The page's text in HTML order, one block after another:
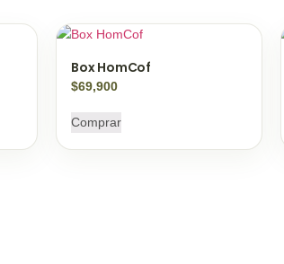
Box HomCof
$69,900
Comprar